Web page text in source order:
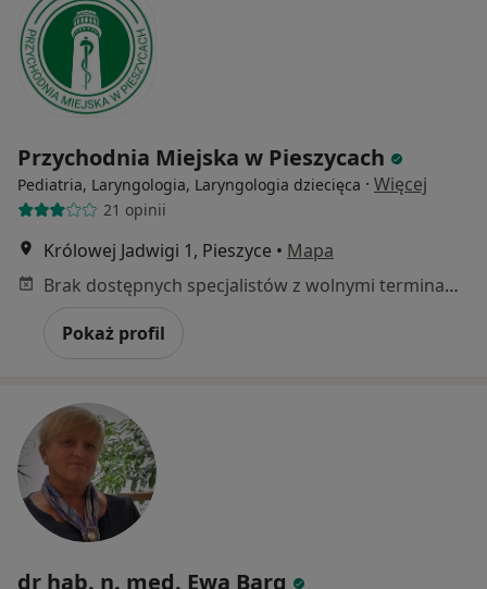
Przychodnia Miejska w Pieszycach
Pediatria, Laryngologia, Laryngologia dziecięca · Więcej
21 opinii
Królowej Jadwigi 1, Pieszyce • Mapa
Brak dostępnych specjalistów z wolnymi terminami w tym centrum medycznym.
Pokaż profil
dr hab. n. med. Ewa Barg